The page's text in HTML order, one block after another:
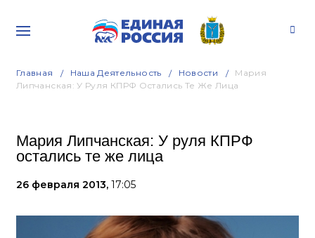
Главная Наша Деятельность Новости
Мария
Липчанская: У Руля КПРФ Остались Те Же Лица
Мария Липчанская: У руля КПРФ
остались те же лица
26 февраля 2013, 17:05